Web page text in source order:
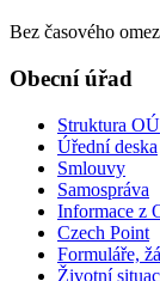
Bez časového
Obecní úřad
Struktura OÚ
Úřední deska
Smlouvy
Samospráva
Informace z
Czech Point
Formuláře,
Životní